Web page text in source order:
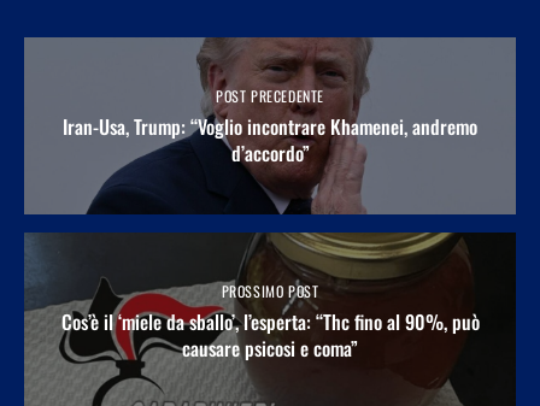
POST PRECEDENTE
Iran-Usa, Trump: “Voglio incontrare Khamenei, andremo
d’accordo”
PROSSIMO POST
Cos’è il ‘miele da sballo’, l’esperta: “Thc fino al 90%, può
causare psicosi e coma”